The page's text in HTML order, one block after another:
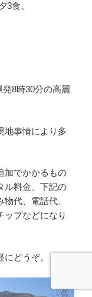
3食。
8時30分の高麗
地事情により多
加でかかるもの
ル料金、下記の
代、電話代、
ップなどになり
どうぞ。